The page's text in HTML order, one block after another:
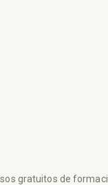
gratuitos de